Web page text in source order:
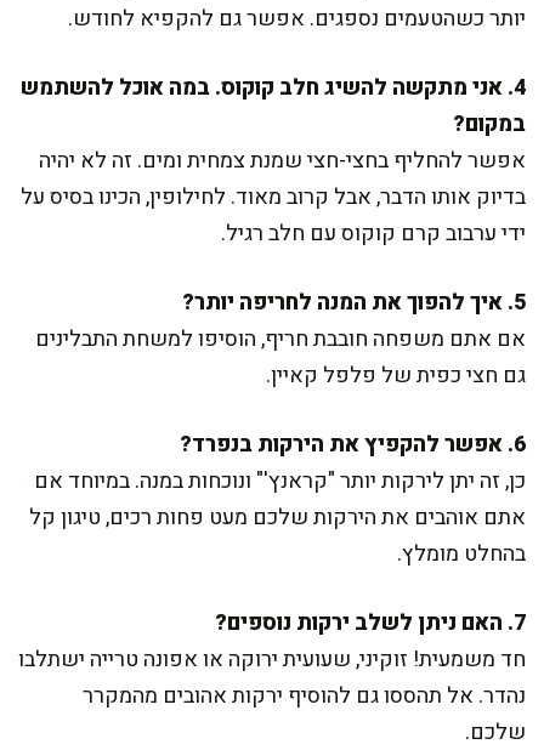
יותר כשהטעמים נספגים. אפשר גם להקפיא לחודש.
4. אני מתקשה להשיג חלב קוקוס. במה אוכל להשתמש
במקום?
אפשר להחליף בחצי-חצי שמנת צמחית ומים. זה לא יהיה
בדיוק אותו הדבר, אבל קרוב מאוד. לחילופין, הכינו בסיס על
ידי ערבוב קרם קוקוס עם חלב רגיל.
5. איך להפוך את המנה לחריפה יותר?
אם אתם משפחה חובבת חריף, הוסיפו למשחת התבלינים
גם חצי כפית של פלפל קאיין.
6. אפשר להקפיץ את הירקות בנפרד?
כן, זה יתן לירקות יותר "קראנץ'" ונוכחות במנה. במיוחד אם
אתם אוהבים את הירקות שלכם מעט פחות רכים, טיגון קל
בהחלט מומלץ.
7. האם ניתן לשלב ירקות נוספים?
חד משמעית! זוקיני, שעועית ירוקה או אפונה טרייה ישתלבו
נהדר. אל תהססו גם להוסיף ירקות אהובים מהמקרר
שלכם.